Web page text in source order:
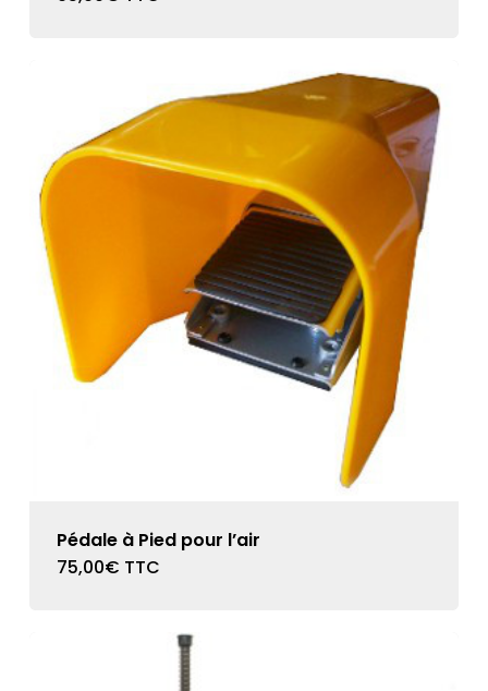
Pédale à Pied pour l’air
75,00€ TTC